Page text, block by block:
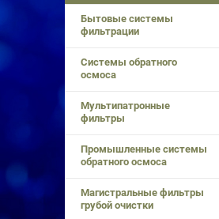
Бытовые системы
фильтрации
Системы обратного
осмоса
Мультипатронные
фильтры
Промышленные системы
обратного осмоса
Магистральные фильтры
грубой очистки